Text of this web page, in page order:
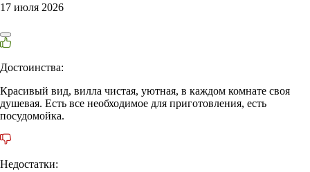
17 июля 2026
Достоинства:
Красивый вид, вилла чистая, уютная, в каждом комнате своя
душевая. Есть все необходимое для приготовления, есть
посудомойка.
Недостатки: